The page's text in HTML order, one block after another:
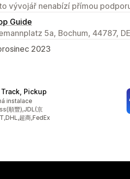
vývojář nenabízí přímou
Guide
5a, Bochum, 44787, DE
2023
Pickup
17
instalace
順豐),JDL(京
超商,FedEx